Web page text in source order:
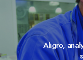
Aligro,